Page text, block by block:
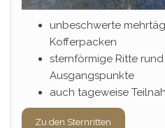
unbeschwerte
Kofferpacken
sternförmige Ritte
Ausgangspunkte
auch tageweise
Zu den Sternritten